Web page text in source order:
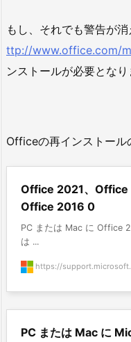
もし、それでも警告が
ttp://www.office.com/
ンストールが必要となり
Officeの再インストール
Office 2021、Office
Office 2016 0
PC または Mac に Office
は ...
https://
PC または Mac に